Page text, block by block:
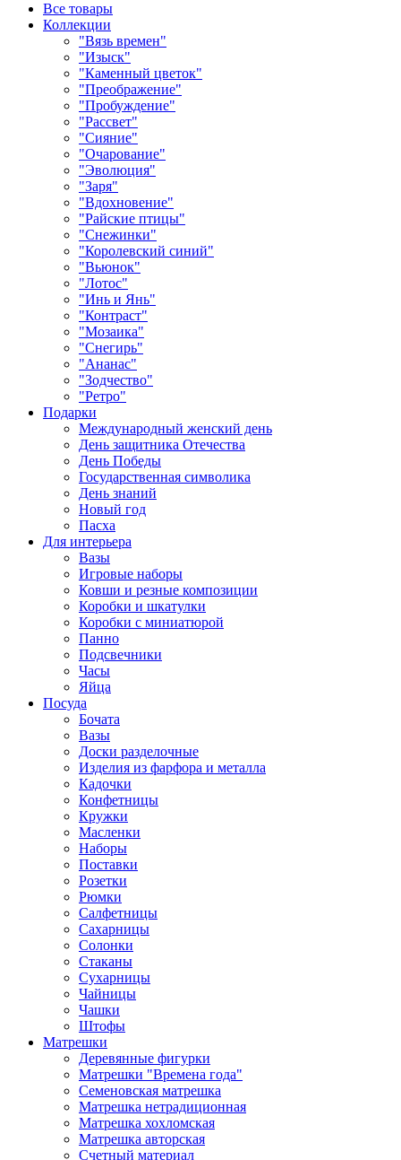
Все товары
Коллекции
"Вязь времен"
"Изыск"
"Каменный цветок"
"Преображение"
"Пробуждение"
"Рассвет"
"Сияние"
"Очарование"
"Эволюция"
"Заря"
"Вдохновение"
"Райские птицы"
"Снежинки"
"Королевский синий"
"Вьюнок"
"Лотос"
"Инь и Янь"
"Контраст"
"Мозаика"
"Снегирь"
"Ананас"
"Зодчество"
"Ретро"
Подарки
Международный женский день
День защитника Отечества
День Победы
Государственная символика
День знаний
Новый год
Пасха
Для интерьера
Вазы
Игровые наборы
Ковши и резные композиции
Коробки и шкатулки
Коробки с миниатюрой
Панно
Подсвечники
Часы
Яйца
Посуда
Бочата
Вазы
Доски разделочные
Изделия из фарфора и металла
Кадочки
Конфетницы
Кружки
Масленки
Наборы
Поставки
Розетки
Рюмки
Салфетницы
Сахарницы
Солонки
Стаканы
Сухарницы
Чайницы
Чашки
Штофы
Матрешки
Деревянные фигурки
Матрешки "Времена года"
Семеновская матрешка
Матрешка нетрадиционная
Матрешка хохломская
Матрешка авторская
Счетный материал